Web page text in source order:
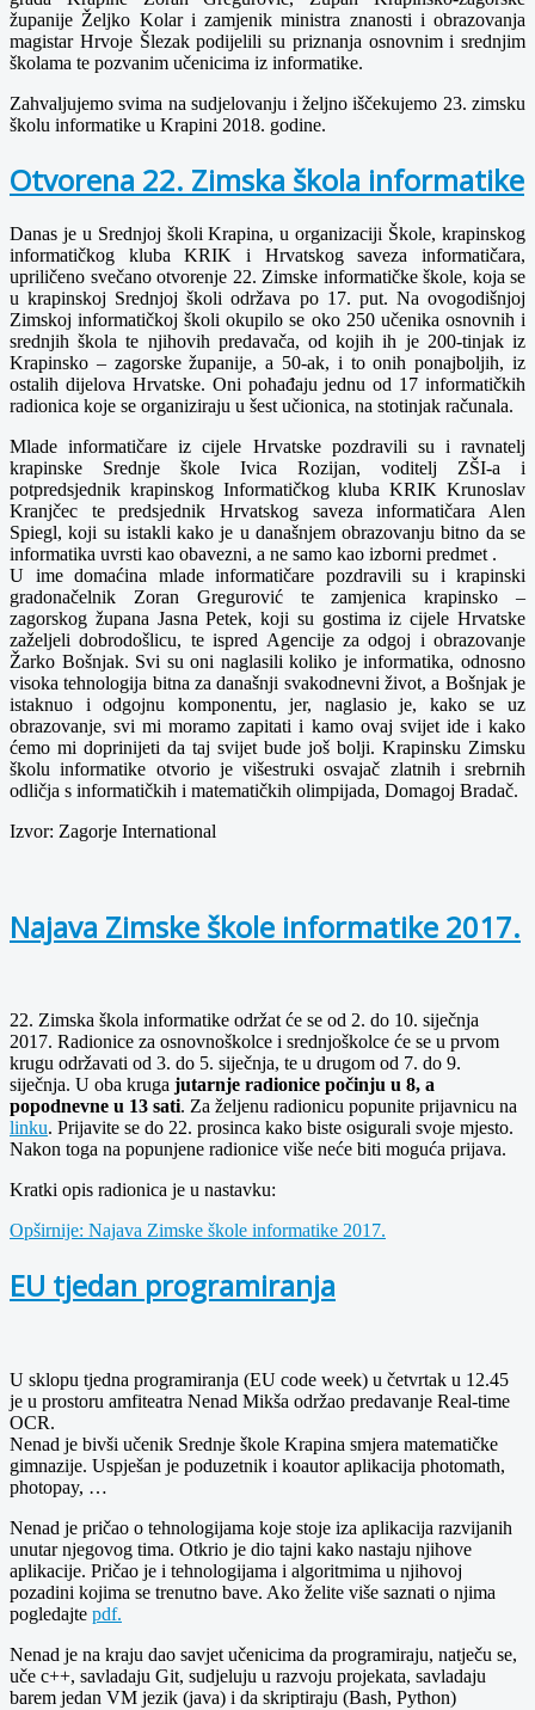
županije Željko Kolar i zamjenik ministra znanosti i obrazovanja
magistar Hrvoje Šlezak podijelili su priznanja osnovnim i srednjim
školama te pozvanim učenicima iz informatike.
Zahvaljujemo svima na sudjelovanju i željno iščekujemo 23. zimsku
školu informatike u Krapini 2018. godine.
Otvorena 22. Zimska škola informatike
Danas je u Srednjoj školi Krapina, u organizaciji Škole, krapinskog
informatičkog kluba KRIK i Hrvatskog saveza informatičara,
upriličeno svečano otvorenje 22. Zimske informatičke škole, koja se
u krapinskoj Srednjoj školi održava po 17. put. Na ovogodišnjoj
Zimskoj informatičkoj školi okupilo se oko 250 učenika osnovnih i
srednjih škola te njihovih predavača, od kojih ih je 200-tinjak iz
Krapinsko – zagorske županije, a 50-ak, i to onih ponajboljih, iz
ostalih dijelova Hrvatske. Oni pohađaju jednu od 17 informatičkih
radionica koje se organiziraju u šest učionica, na stotinjak računala.
Mlade informatičare iz cijele Hrvatske pozdravili su i ravnatelj
krapinske Srednje škole Ivica Rozijan, voditelj ZŠI-a i
potpredsjednik krapinskog Informatičkog kluba KRIK Krunoslav
Kranjčec te predsjednik Hrvatskog saveza informatičara Alen
Spiegl, koji su istakli kako je u današnjem obrazovanju bitno da se
informatika uvrsti kao obavezni, a ne samo kao izborni predmet .
U ime domaćina mlade informatičare pozdravili su i krapinski
gradonačelnik Zoran Gregurović te zamjenica krapinsko –
zagorskog župana Jasna Petek, koji su gostima iz cijele Hrvatske
zaželjeli dobrodošlicu, te ispred Agencije za odgoj i obrazovanje
Žarko Bošnjak. Svi su oni naglasili koliko je informatika, odnosno
visoka tehnologija bitna za današnji svakodnevni život, a Bošnjak je
istaknuo i odgojnu komponentu, jer, naglasio je, kako se uz
obrazovanje, svi mi moramo zapitati i kamo ovaj svijet ide i kako
ćemo mi doprinijeti da taj svijet bude još bolji. Krapinsku Zimsku
školu informatike otvorio je višestruki osvajač zlatnih i srebrnih
odličja s informatičkih i matematičkih olimpijada, Domagoj Bradač.
Izvor: Zagorje International
Najava Zimske škole informatike 2017.
22. Zimska škola informatike održat će se od 2. do 10. siječnja
2017. Radionice za osnovnoškolce i srednjoškolce će se u prvom
krugu održavati od 3. do 5. siječnja, te u drugom od 7. do 9.
siječnja. U oba kruga jutarnje radionice počinju u 8, a
popodnevne u 13 sati. Za željenu radionicu popunite prijavnicu na
linku. Prijavite se do 22. prosinca kako biste osigurali svoje mjesto.
Nakon toga na popunjene radionice više neće biti moguća prijava.
Kratki opis radionica je u nastavku:
Opširnije: Najava Zimske škole informatike 2017.
EU tjedan programiranja
U sklopu tjedna programiranja (EU code week) u četvrtak u 12.45
je u prostoru amfiteatra Nenad Mikša održao predavanje Real-time
OCR.
Nenad je bivši učenik Srednje škole Krapina smjera matematičke
gimnazije. Uspješan je poduzetnik i koautor aplikacija photomath,
photopay, …
Nenad je pričao o tehnologijama koje stoje iza aplikacija razvijanih
unutar njegovog tima. Otkrio je dio tajni kako nastaju njihove
aplikacije. Pričao je i tehnologijama i algoritmima u njihovoj
pozadini kojima se trenutno bave. Ako želite više saznati o njima
pogledajte pdf.
Nenad je na kraju dao savjet učenicima da programiraju, natječu se,
uče c++, savladaju Git, sudjeluju u razvoju projekata, savladaju
barem jedan VM jezik (java) i da skriptiraju (Bash, Python)